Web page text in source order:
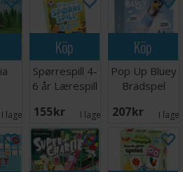
I lager:
Köp
Spørrespill 4-
6 år Lærespill
155 SEK I lager: 1
Köp
Pop Up Bluey
Brädspel
207 SEK I